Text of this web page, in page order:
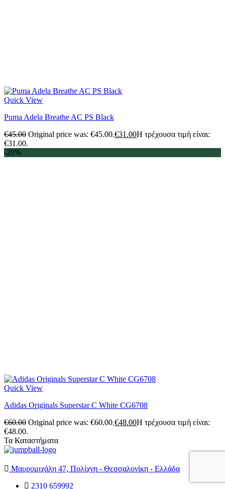
Quick View
Puma Adela Breathe AC PS Black
€45.00 Original price was: €45.00.€31.00Η τρέχουσα τιμή είναι:
€31.00.
-20%
Quick View
Adidas Originals Superstar C White CG6708
€60.00 Original price was: €60.00.€48.00Η τρέχουσα τιμή είναι:
€48.00.
Τα Καταστήματα
Μαυρομιχάλη 47, Πολίχνη - Θεσσαλονίκη - Ελλάδα
2310 659992